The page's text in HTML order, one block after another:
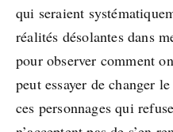
qui seraient
réalités désolantes dans
pour observer comment
peut essayer de changer
ces personnages qui